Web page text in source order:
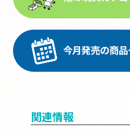
関連情報